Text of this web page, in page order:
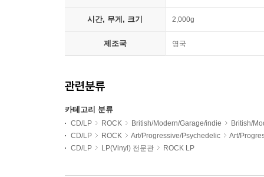
시간, 무게, 크기 2,000g
제조국 영국
관련분류
카테고리 분류
CD/LP ROCK British/Modern/Garage/indie
British/
CD/LP
ROCK Art/Progressive/Psychedelic
Art/
CD/LP
LP(Vinyl) 전문관 ROCK LP